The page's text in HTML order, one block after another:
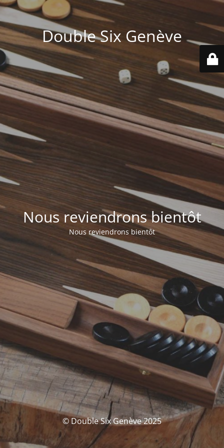
Double Six Genève
Nous reviendrons bientôt
Nous reviendrons bientôt
© Double Six Genève 2025